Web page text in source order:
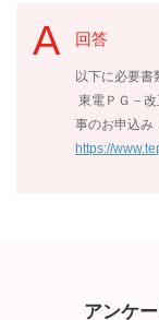
回答
以下に必要書
東電ＰＧ－
事のお申込み
https://
アンケ